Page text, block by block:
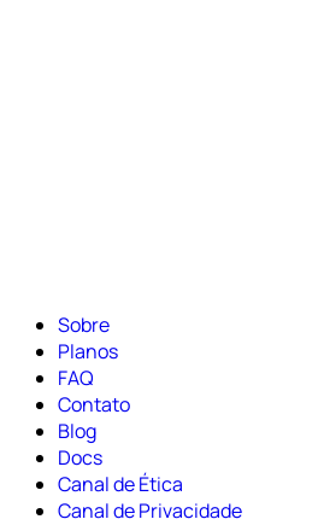
Sobre
Planos
FAQ
Contato
Blog
Docs
Canal de Ética
Canal de Privacidade